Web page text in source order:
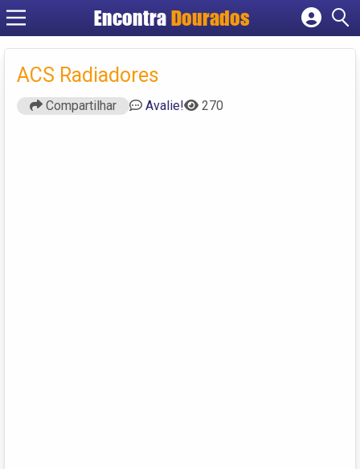
EncontraDourados
Cadastrar empresa
ACS Radiadores
Compartilhar Avalie! 270